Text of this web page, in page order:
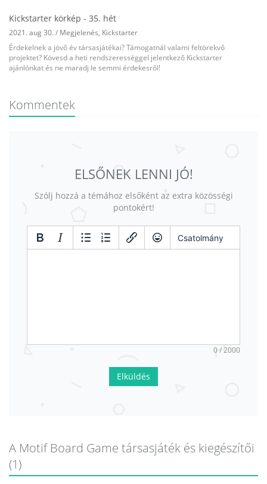
Kickstarter körkép - 35. hét
2021. aug 30. / Megjelenés Kickstarter
Érdekelnek a jövő év társasjátékai? Támogatnál valami feltörekvő
projektet? Kövesd a heti rendszerességgel jelentkező Kickstarter
ajánlónkat és ne maradj le semmi érdekesről!
Kommentek
ELSŐNEK LENNI JÓ!
Szólj hozzá a témához elsőként az extra közösségi
pontokért!
Csatolmány
0 / 2000
Elküldés
A Motif Board Game társasjáték és kiegészítői
(1)